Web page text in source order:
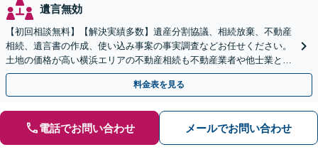
遺言無効
【初回相談無料】【解決実績多数】遺産分割協議、相続放棄、不動産
相続、遺言書の作成、使い込み事案の事実調査などお任せください。
土地の価格が高い横浜エリアの不動産相続も不動産業者や他士業と連
携し、適切かつ円滑に対応します【横浜駅徒歩5分】
料金表を見る
電話でお問い合わせ メールでお問い合わせ